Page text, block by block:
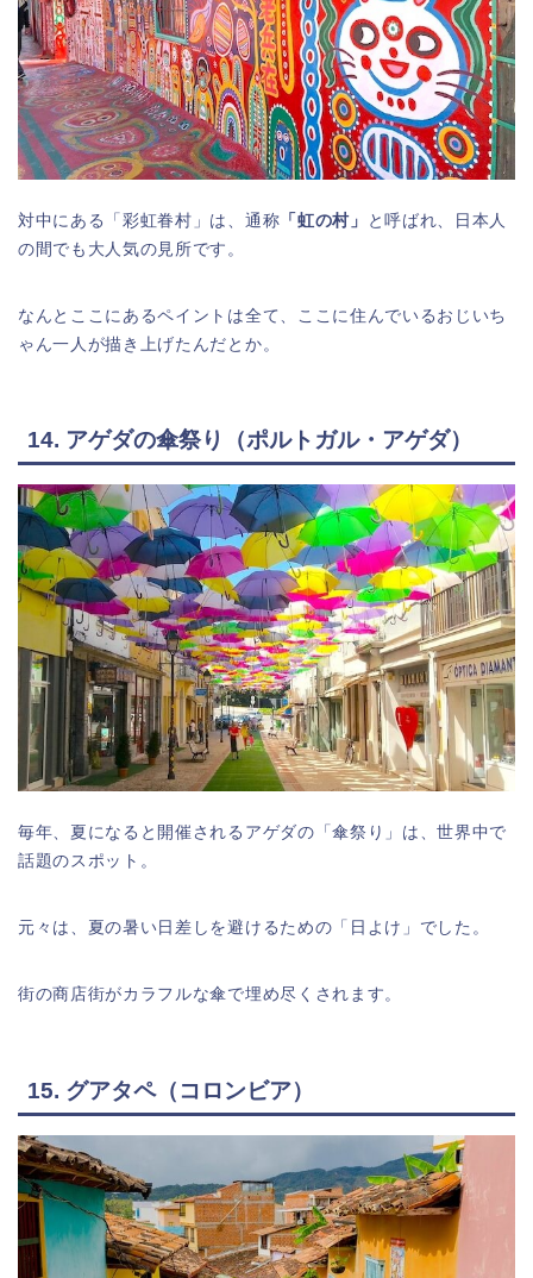
対中にある「彩虹眷村」は、通称 「虹の村」
と呼ばれ、日本人
の間でも大人気の見所です。
なんとここにあるペイントは全て、ここに住んでいるおじいち
ゃん一人が描き上げたんだとか。
14. アゲダの傘祭り（ポルトガル・アゲダ）
毎年、夏になると開催されるアゲダの「傘祭り」は、世界中で
話題のスポット。
元々は、夏の暑い日差しを避けるための「日よけ」でした。
街の商店街がカラフルな傘で埋め尽くされます。
15. グアタペ（コロンビア）